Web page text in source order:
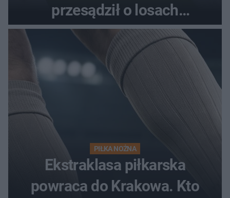
przesądził o losach
spotkania?
PIŁKA NOŻNA
Ekstraklasa piłkarska
powraca do Krakowa. Kto